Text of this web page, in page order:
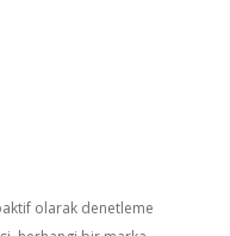
olarak denetleme